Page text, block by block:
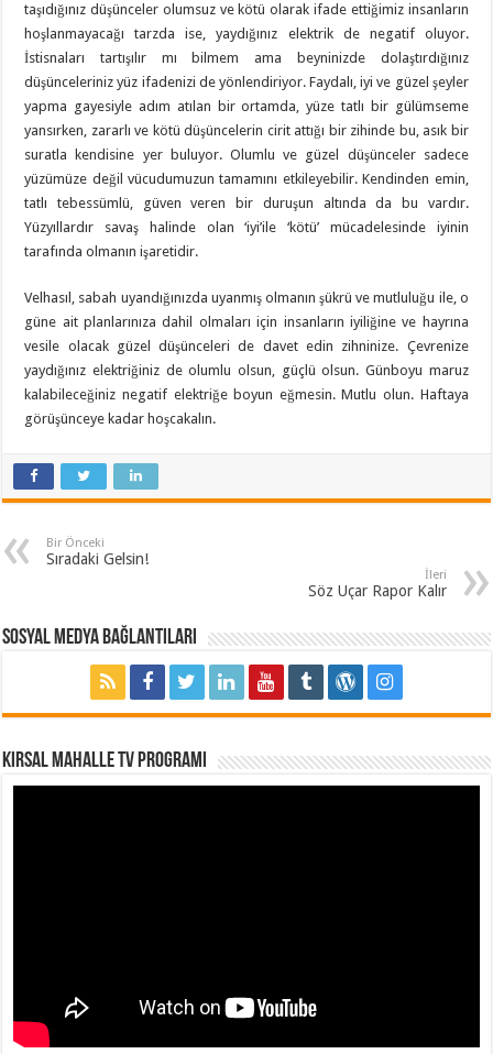
taşıdığınız düşünceler olumsuz ve kötü olarak ifade ettiğimiz insanların
hoşlanmayacağı tarzda ise, yaydığınız elektrik de negatif oluyor.
İstisnaları tartışılır mı bilmem ama beyninizde dolaştırdığınız
düşünceleriniz yüz ifadenizi de yönlendiriyor. Faydalı, iyi ve güzel şeyler
yapma gayesiyle adım atılan bir ortamda, yüze tatlı bir gülümseme
yansırken, zararlı ve kötü düşüncelerin cirit attığı bir zihinde bu, asık bir
suratla kendisine yer buluyor. Olumlu ve güzel düşünceler sadece
yüzümüze değil vücudumuzun tamamını etkileyebilir. Kendinden emin,
tatlı tebessümlü, güven veren bir duruşun altında da bu vardır.
Yüzyıllardır savaş halinde olan ‘iyi’ile ‘kötü’ mücadelesinde iyinin
tarafında olmanın işaretidir.
Velhasıl, sabah uyandığınızda uyanmış olmanın şükrü ve mutluluğu ile, o
güne ait planlarınıza dahil olmaları için insanların iyiliğine ve hayrına
vesile olacak güzel düşünceleri de davet edin zihninize. Çevrenize
yaydığınız elektriğiniz de olumlu olsun, güçlü olsun. Günboyu maruz
kalabileceğiniz negatif elektriğe boyun eğmesin. Mutlu olun. Haftaya
görüşünceye kadar hoşcakalın.
Bir Önceki
Sıradaki Gelsin!
İleri
Söz Uçar Rapor Kalır
Sosyal Medya Bağlantıları
Kırsal Mahalle TV Programı